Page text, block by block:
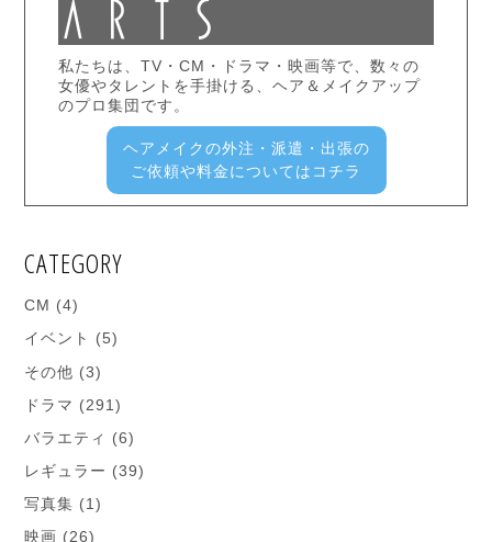
私たちは、TV・CM・ドラマ・映画等で、数々の
女優やタレントを手掛ける、ヘア＆メイクアップ
のプロ集団です。
ヘアメイクの外注・派遣・出張の
ご依頼や料金についてはコチラ
CATEGORY
CM (4)
イベント
(5)
その他 (3)
ドラマ (291)
バラエティ
(6)
レギュラー (39)
写真集 (1)
映画 (26)